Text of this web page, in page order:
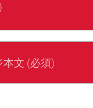
本文 (必須)